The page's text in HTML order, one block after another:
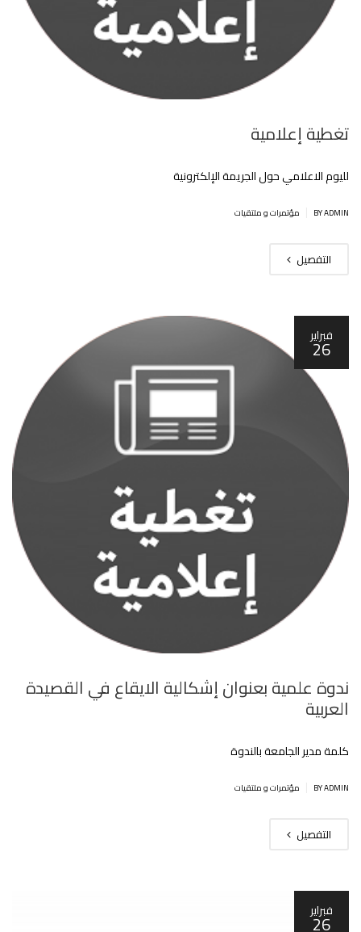
تغطية إعلامية
لليوم الاعلامي حول الجريمة الإلكترونية
BY ADMIN مؤتمرات و ملتقيات
التفصيل
فبراير
26
ندوة علمية بعنوان إشكالية الايقاع في القصيدة
العربية
كلمة مدير الجامعة بالندوة
BY ADMIN مؤتمرات و ملتقيات
التفصيل
فبراير
26